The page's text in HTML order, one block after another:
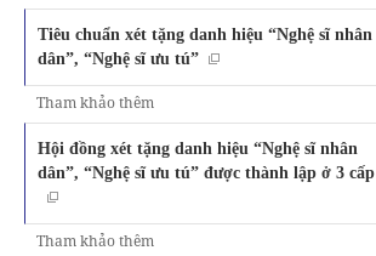
Tiêu chuẩn xét tặng danh hiệu “Nghệ sĩ nhân
dân”, “Nghệ sĩ ưu tú”
Tham khảo thêm
Hội đồng xét tặng danh hiệu “Nghệ sĩ nhân
dân”, “Nghệ sĩ ưu tú” được thành lập ở 3 cấp
Tham khảo thêm